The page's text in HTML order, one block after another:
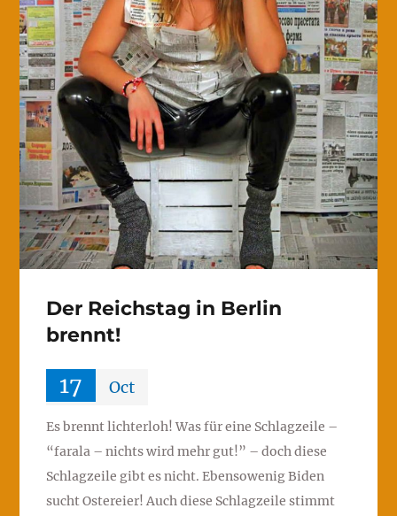
Der Reichstag in Berlin
brennt!
17 Oct
Es brennt lichterloh! Was für eine Schlagzeile –
“farala – nichts wird mehr gut!” – doch diese
Schlagzeile gibt es nicht. Ebensowenig Biden
sucht Ostereier! Auch diese Schlagzeile stimmt